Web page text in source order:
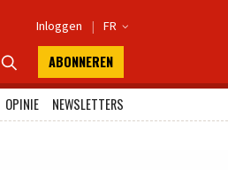
Inloggen | FR 
 ABONNEREN
OPINIE
NEWSLETTERS